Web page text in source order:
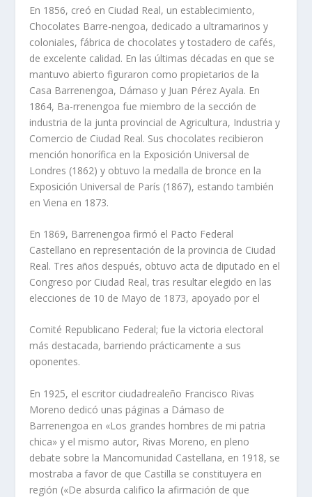
En 1856, creó en Ciudad Real, un establecimiento,
Chocolates Barre-nengoa, dedicado a ultramarinos y
co­loniales, fábrica de chocolates y tosta­dero de cafés,
de excelente calidad. En las últimas décadas en que se
mantuvo abierto figuraron como propietarios de la
Casa Barrenengoa, Dámaso y Juan Pérez Ayala. En
1864, Ba-rrenengoa fue miembro de la sección de
industria de la junta provin­cial de Agricultura, Industria y
Comercio de Ciudad Real. Sus cho­colates recibieron
mención honorífica en la Exposición Universal de
Londres (1862) y obtuvo la medalla de bronce en la
Exposición Universal de París (1867), estando también
en Viena en 1873.
En 1869, Barrenengoa firmó el Pacto Federal
Castellano en re­presentación de la provincia de Ciudad
Real. Tres años después, ob­tuvo acta de diputado en el
Congreso por Ciudad Real, tras resultar elegido en las
elecciones de 10 de Mayo de 1873, apoyado por el
Comité Republicano Federal; fue la victoria electoral
más destaca­da, barriendo prácticamente a sus
oponentes.
En 1925, el escritor ciudadrealeño Francisco Rivas
Moreno de­dicó unas páginas a Dámaso de
Barrenengoa en «Los grandes hom­bres de mi patria
chica» y el mismo autor, Rivas Moreno, en pleno
debate sobre la Mancomunidad Castellana, en 1918, se
mostraba a favor de que Castilla se constituyera en
región («De absurda califico la afirmación de que